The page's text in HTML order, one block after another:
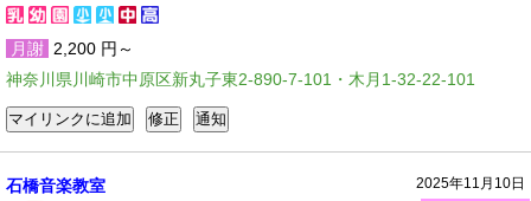
月謝 2,200 円～
神奈川県川崎市中原区新丸子東2-890-7-101・木月1-32-22-101
2025年11月10日
石橋音楽教室